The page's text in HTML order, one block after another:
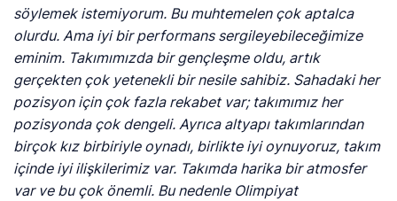
söylemek istemiyorum. Bu muhtemelen çok aptalca
olurdu. Ama iyi bir performans sergileyebileceğimize
eminim. Takımımızda bir gençleşme oldu, artık
gerçekten çok yetenekli bir nesile sahibiz. Sahadaki her
pozisyon için çok fazla rekabet var; takımımız her
pozisyonda çok dengeli. Ayrıca altyapı takımlarından
birçok kız birbiriyle oynadı, birlikte iyi oynuyoruz, takım
içinde iyi ilişkilerimiz var. Takımda harika bir atmosfer
var ve bu çok önemli. Bu nedenle Olimpiyat